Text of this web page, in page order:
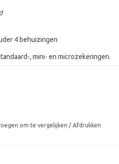
4 behuizingen
, mini- en microzekeringen.
om te vergelijken / Afdrukken